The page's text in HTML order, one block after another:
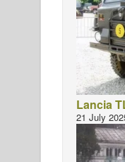
Lancia
21 July